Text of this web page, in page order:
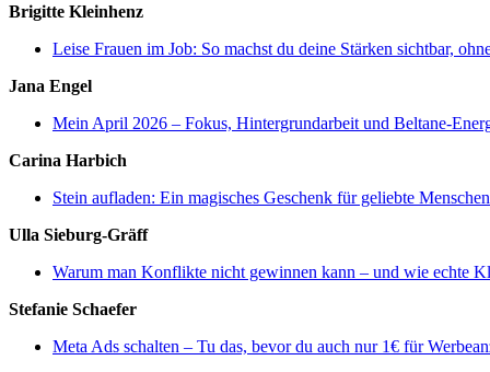
Brigitte Kleinhenz
Leise Frauen im Job: So machst du deine Stärken sichtbar,
Jana Engel
Mein April 2026 – Fokus, Hintergrundarbeit und Beltane-
Carina Harbich
Stein aufladen: Ein magisches Geschenk für geliebte Menschen
Ulla Sieburg-Gräff
Warum man Konflikte nicht gewinnen kann – und wie echte
Stefanie Schaefer
Meta Ads schalten – Tu das, bevor du auch nur 1€ für